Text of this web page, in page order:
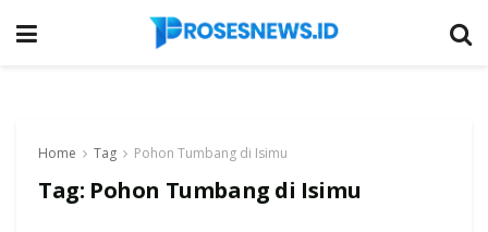
Home Tag Pohon Tumbang di Isimu
Tag: Pohon Tumbang di Isimu